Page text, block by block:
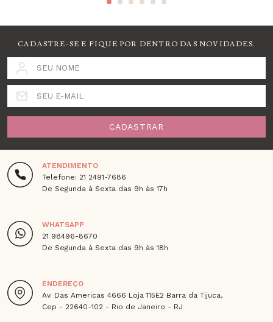
CADASTRE-SE E FIQUE POR DENTRO DAS NOVIDADES.
SEU NOME
SEU E-MAIL
CADASTRAR
ATENDIMENTO
Telefone: 21 2491-7686
De Segunda à Sexta das 9h às 17h
WHATSAPP
21 98496-8670
De Segunda à Sexta das 9h às 18h
ENDEREÇO
Av. Das Americas 4666 Loja 115E2 Barra da Tijuca,
Cep - 22640-102 - Rio de Janeiro - RJ